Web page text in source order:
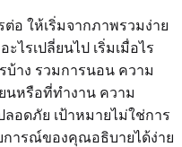
อ ให้เริ่มจากภาพรวมง่าย
ไรเปลี่ยนไป เริ่มเมื่อไร
บ้าง รวมการนอน ความ
นหรือที่ทำงาน ความ
อดภัย เป้าหมายไม่ใช่การ
การณ์ของคุณอธิบายได้ง่าย